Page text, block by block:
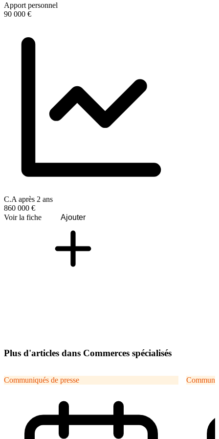
Apport personnel
90 000 €
C.A après 2 ans
860 000 €
Voir la fiche
Ajouter
Plus d'articles dans Commerces spécialisés
Communiqués de presse